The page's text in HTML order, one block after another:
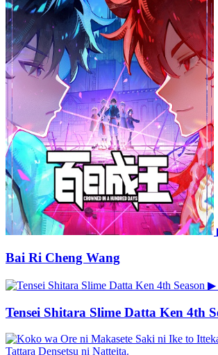
Bai Ri Cheng Wang
▶
Tensei Shitara Slime Datta Ken 4th